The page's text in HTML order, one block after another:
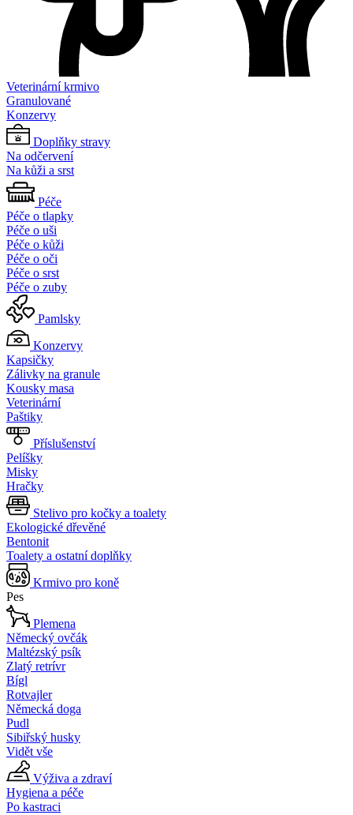
Veterinární krmivo
Granulované
Konzervy
Doplňky stravy
Na odčervení
Na kůži a srst
Péče
Péče o tlapky
Péče o uši
Péče o kůži
Péče o oči
Péče o srst
Péče o zuby
Pamlsky
Konzervy
Kapsičky
Zálivky na granule
Kousky masa
Veterinární
Paštiky
Příslušenství
Pelíšky
Misky
Hračky
Stelivo pro kočky a toalety
Ekologické dřevěné
Bentonit
Toalety a ostatní doplňky
Krmivo pro koně
Pes
Plemena
Německý ovčák
Maltézský psík
Zlatý retrívr
Bígl
Rotvajler
Německá doga
Pudl
Sibiřský husky
Vidět vše
Výživa a zdraví
Hygiena a péče
Po kastraci